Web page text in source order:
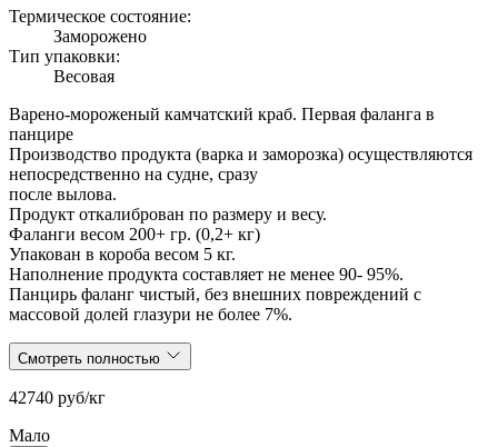
Термическое состояние:
Заморожено
Тип упаковки:
Весовая
Варено-мороженый камчатский краб. Первая фаланга в
панцире
Производство продукта (варка и заморозка) осуществляются
непосредственно на судне, сразу
после вылова.
Продукт откалиброван по размеру и весу.
Фаланги весом 200+ гр. (0,2+ кг)
Упакован в короба весом 5 кг.
Наполнение продукта составляет не менее 90- 95%.
Панцирь фаланг чистый, без внешних повреждений с
массовой долей глазури не более 7%.
Смотреть полностью
42740 руб/кг
Мало